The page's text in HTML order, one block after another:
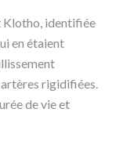
Klotho, identifiée
en étaient
rigidifiées.
de vie et